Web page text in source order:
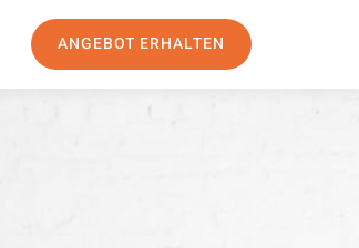
ANGEBOT ERHALTEN